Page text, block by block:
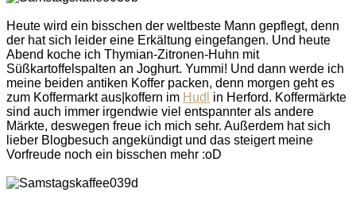
Heute wird ein bisschen der weltbeste Mann gepflegt, denn
der hat sich leider eine Erkältung eingefangen. Und heute
Abend koche ich Thymian-Zitronen-Huhn mit
Süßkartoffelspalten an Joghurt. Yummi! Und dann werde ich
meine beiden antiken Koffer packen, denn morgen geht es
zum Koffermarkt aus|koffern im Hudl
in Herford. Koffermärkte
sind auch immer irgendwie viel entspannter als andere
Märkte, deswegen freue ich mich sehr. Außerdem hat sich
lieber Blogbesuch angekündigt und das steigert meine
Vorfreude noch ein bisschen mehr :oD